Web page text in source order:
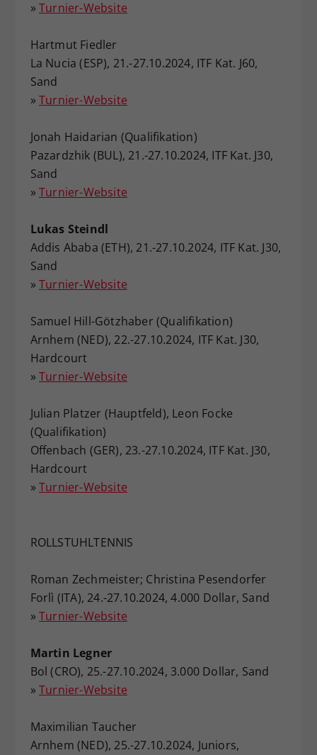
» Turnier-Website
Hartmut Fiedler
La Nucia (ESP), 21.-27.10.2024, ITF Kat. J60,
Sand
» Turnier-Website
Jonah Haidarian (Qualifikation)
Pazardzhik (BUL), 21.-27.10.2024, ITF Kat. J30,
Sand
» Turnier-Website
Lukas Steindl
Addis Ababa (ETH), 21.-27.10.2024, ITF Kat. J30,
Sand
» Turnier-Website
Samuel Hill-Götzhaber (Qualifikation)
Arnhem (NED), 22.-27.10.2024, ITF Kat. J30,
Hardcourt
» Turnier-Website
Julian Platzer (Hauptfeld), Leon Focke
(Qualifikation)
Offenbach (GER), 23.-27.10.2024, ITF Kat. J30,
Hardcourt
» Turnier-Website
ROLLSTUHLTENNIS
Roman Zechmeister; Christina Pesendorfer
Forlì (ITA), 24.-27.10.2024, 4.000 Dollar, Sand
» Turnier-Website
Martin Legner
Bol (CRO), 25.-27.10.2024, 3.000 Dollar, Sand
» Turnier-Website
Maximilian Taucher
Arnhem (NED), 25.-27.10.2024, Juniors,